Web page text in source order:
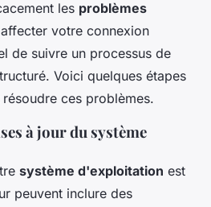
les problèmes
votre connexion
de suivre un processus de
Voici quelques étapes
ces problèmes.
à jour du système
système d'exploitation est
peuvent inclure des